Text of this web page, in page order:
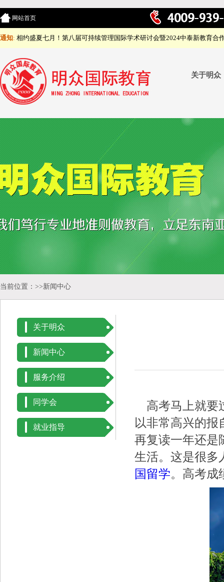
网站首页
通知: 相约盛夏七月！第八届可持续管理国际学术研讨会暨2024中泰新教育合
关于明众
当前位置：>>新闻中心
关于明众
新闻中心
服务介绍
同学会
就业指导
高考马上就要
以非常高兴的
再复读一年还是
生活。这是很多
国留学。高考成